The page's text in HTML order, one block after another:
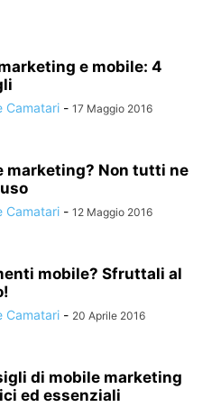
e mobile: 4
Camatari - 17 Maggio 2016
marketing? Non tutti ne
Camatari - 12 Maggio 2016
mobile? Sfruttali al
Camatari - 20 Aprile 2016
di mobile marketing
ed essenziali